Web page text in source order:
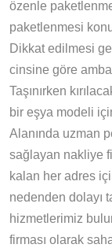
özenle
paketlenmesi
Dikkat edilmesi
cinsine göre
Taşınırken
bir eşya modeli
Alanında uzman
sağlayan nakliye
kalan her adres
nedenden dolayı
hizmetlerimiz
firması olarak